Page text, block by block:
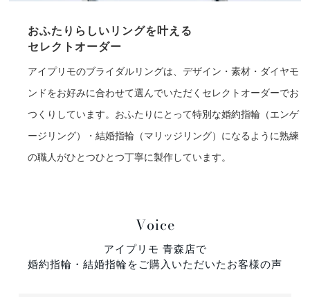
おふたりらしいリングを叶える
セレクトオーダー
アイプリモのブライダルリングは、デザイン・素材・ダイヤモ
ンドをお好みに合わせて選んでいただくセレクトオーダーでお
つくりしています。おふたりにとって特別な婚約指輪（エンゲ
ージリング）・結婚指輪（マリッジリング）になるように熟練
の職人がひとつひとつ丁寧に製作しています。
Voice
アイプリモ 青森店で
婚約指輪・結婚指輪をご購入いただいたお客様の声